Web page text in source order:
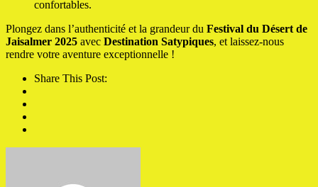
confortables.
Plongez dans l’authenticité et la grandeur du Festival du Désert de
Jaisalmer 2025 avec Destination Satypiques, et laissez-nous
rendre votre aventure exceptionnelle !
Share This Post: